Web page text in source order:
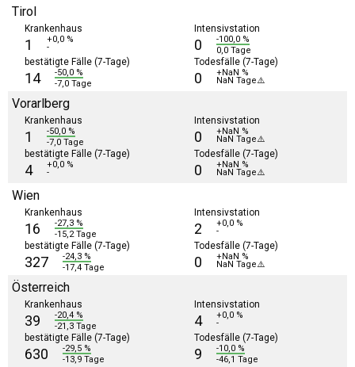
Tirol
Krankenhaus
1 +0,0 %
-
Intensivstation
0
-100,0 %
0,0 Tage
bestätigte Fälle (7-Tage)
14
-50,0 %
-7,0 Tage
Todesfälle (7-Tage)
0 +NaN %
NaN Tage⚠️
Vorarlberg
Krankenhaus
1
-50,0 %
-7,0 Tage
Intensivstation
0 +NaN %
NaN Tage⚠️
bestätigte Fälle (7-Tage)
4 +0,0 %
-
Todesfälle (7-Tage)
0 +NaN %
NaN Tage⚠️
Wien
Krankenhaus
16
-27,3 %
-15,2 Tage
Intensivstation
2 +0,0 %
-
bestätigte Fälle (7-Tage)
327
-24,3 %
-17,4 Tage
Todesfälle (7-Tage)
0 +NaN %
NaN Tage⚠️
Österreich
Krankenhaus
39
-20,4 %
-21,3 Tage
Intensivstation
4 +0,0 %
-
bestätigte Fälle (7-Tage)
630
-29,5 %
-13,9 Tage
Todesfälle (7-Tage)
9
-10,0 %
-46,1 Tage